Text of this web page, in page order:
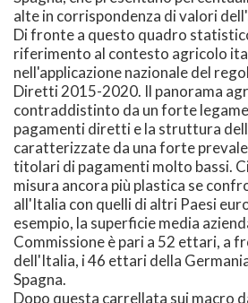
alte in corrispondenza di valori
Di fronte a questo quadro
riferimento al contesto agricolo
nell'applicazione nazionale del
Diretti 2015-2020. Il panorama
contraddistinto da un forte
pagamenti diretti e la struttura
caratterizzate da una forte
titolari di pagamenti molto bassi.
misura ancora più plastica se
all'Italia con quelli di altri Paesi
esempio, la superficie media
Commissione è pari a 52 ettari, a
dell'Italia, i 46 ettari della
Spagna.
Dopo questa carrellata sui macro